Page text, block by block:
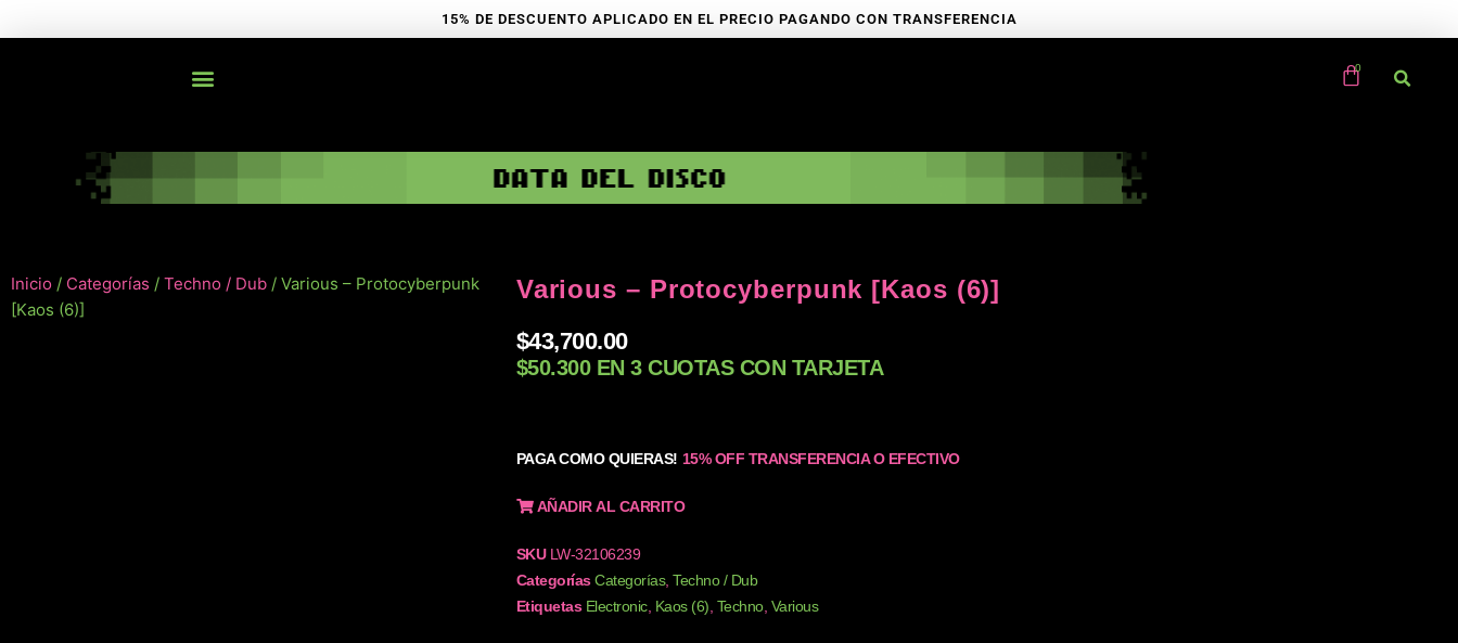
al
15% DE DESCUENTO APLICADO EN EL PRECIO PAGANDO CON TRANSFERENCIA
Inicio / Categorías / Techno / Dub / Various – Protocyberpunk
[Kaos (6)]
Various – Protocyberpunk [Kaos (6)]
$43,700.00
$50.300 EN 3 CUOTAS CON TARJETA
PAGA COMO QUIERAS! 15% OFF TRANSFERENCIA O EFECTIVO
AÑADIR AL CARRITO
SKU LW-32106239
Categorías Categorías,Techno / Dub
Etiquetas Electronic, Kaos (6), Techno, Various